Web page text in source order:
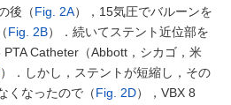
後（Fig. 2A），15気圧でバルーンを
Fig. 2B）．続いてステント近位部を
Catheter（Abbott，シカゴ，米
）．しかし，ステントが短縮し，その
くなったので（Fig. 2D），VBX 8